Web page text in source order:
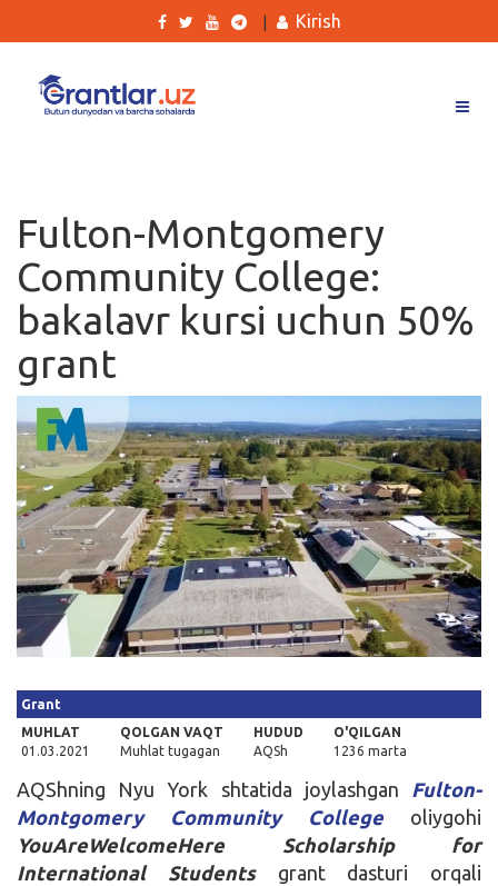
Ishlar
Kurslar
Blog
Yana
Qidirish
Kirish
Kirish
Fulton-Montgomery
Community College:
bakalavr kursi uchun 50%
grant
Grant
MUHLAT
01.03.2021
QOLGAN VAQT
Muhlat tugagan
HUDUD
AQSh
O'QILGAN
1236 marta
AQShning Nyu York shtatida joylashgan Fulton-
Montgomery Community Collegeoliygohi
YouAreWelcomeHere Scholarship for
International Studentsgrant dasturi orqali